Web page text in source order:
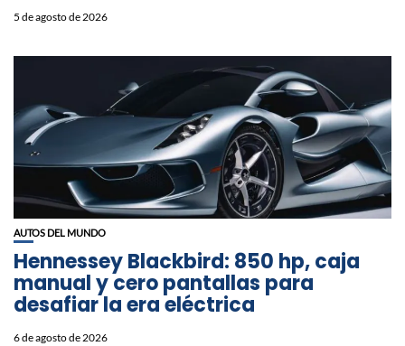
5 de agosto de 2026
AUTOS DEL MUNDO
Hennessey Blackbird: 850 hp, caja
manual y cero pantallas para
desafiar la era eléctrica
6 de agosto de 2026